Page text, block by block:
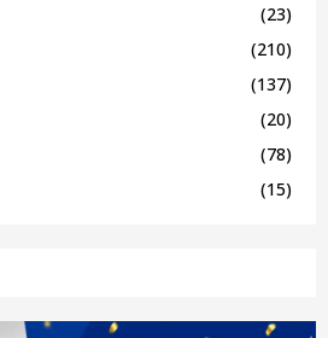
(23)
(210)
(137)
(20)
(78)
(15)